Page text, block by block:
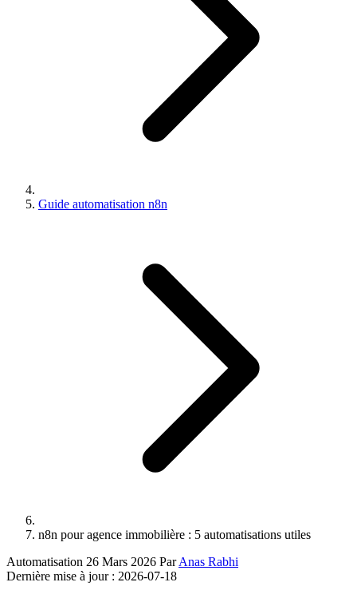
Guide automatisation n8n
n8n pour agence immobilière : 5 automatisations utiles
Automatisation 26 Mars 2026 ParAnas Rabhi
Dernière mise à jour : 2026-07-18